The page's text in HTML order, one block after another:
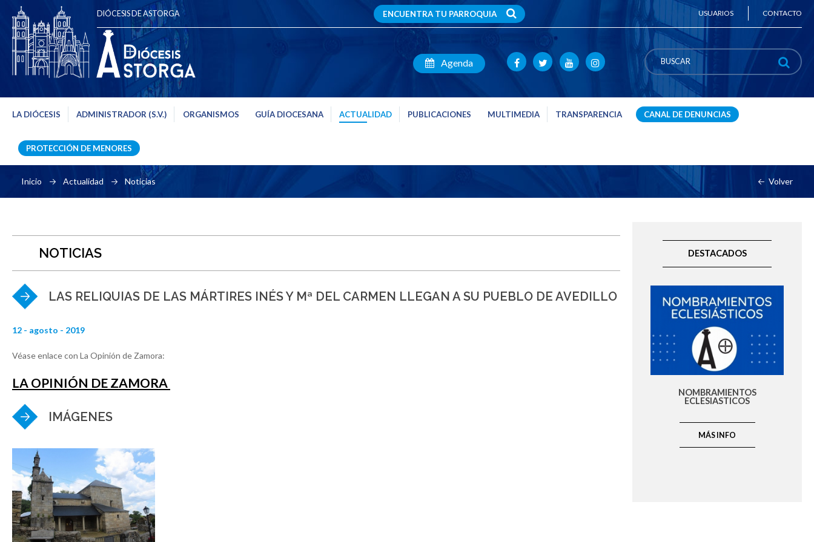
DIÓCESIS DE ASTORGA USUARIOS CONTACTO
ENCUENTRA TU PARROQUIA
Agenda
LA DIÓCESIS ADMINISTRADOR (S.V.) ORGANISMOS GUÍA DIOCESANA ACTUALIDAD PUBLICACIONES MULTIMEDIA TRANSPARENCIA CANAL DE DENUNCIAS
PROTECCIÓN DE MENORES
Inicio Actualidad Noticias Volver
NOTICIAS
LAS RELIQUIAS DE LAS MÁRTIRES INÉS Y Mª DEL CARMEN LLEGAN A SU PUEBLO DE AVEDILLO
12 - agosto - 2019
Véase enlace con La Opinión de Zamora:
LA OPINIÓN DE ZAMORA
IMÁGENES
DESTACADOS
NOMBRAMIENTOS
ECLESIASTICOS
MÁS INFO